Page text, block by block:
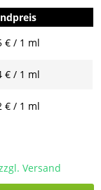
€ / 1 ml
€ / 1 ml
€ / 1 ml
Versand